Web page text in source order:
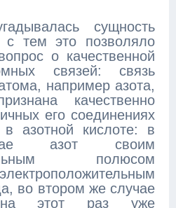
сущность
с тем это позволяло
о качественной
связей: связь
например азота,
качественно
его соединениях
кислоте: в
азот своим
полюсом
во втором же случае
этот раз уже